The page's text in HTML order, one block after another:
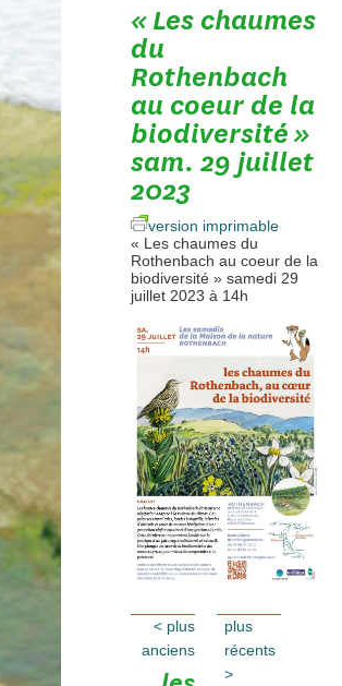
« Les chaumes
du
Rothenbach
au coeur de la
biodiversité »
sam. 29 juillet
2023
version imprimable
« Les chaumes du
Rothenbach au coeur de la
biodiversité » samedi 29
juillet 2023 à 14h
< plus
anciens
plus
récents
>